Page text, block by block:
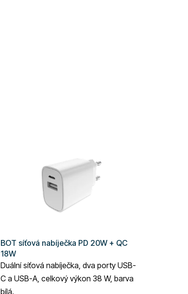
BOT síťová nabíječka PD 20W + QC
18W
Duální síťová nabíječka, dva porty USB-
C a USB-A, celkový výkon 38 W, barva
bílá.